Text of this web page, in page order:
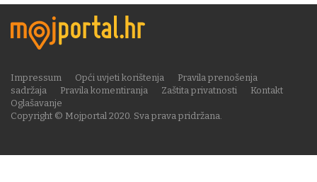
Copyright © Mojportal 2020. Sva prava pridržana.
Impressum Opći uvjeti korištenja
Pravila prenošenja
sadržaja
Pravila komentiranja Zaštita privatnosti
Kontakt
Oglašavanje